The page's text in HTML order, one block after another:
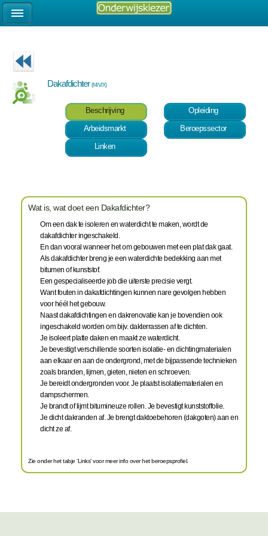
Dakafdichter(M/V/X)
Beschrijving
Opleiding
Arbeidsmarkt
Beroepssector
Linken
Wat is, wat doet een Dakafdichter?
Om een dak te isoleren en waterdicht te maken, wordt de
dakafdichter ingeschakeld.
En dan vooral wanneer het om gebouwen met een plat dak gaat.
Als dakafdichter breng je een waterdichte bedekking aan met
bitumen of kunststof.
Een gespecialiseerde job die uiterste precisie vergt.
Want fouten in dakafdichtingen kunnen nare gevolgen hebben
voor héél het gebouw.
Naast dakafdichtingen en dakrenovatie kan je bovendien ook
ingeschakeld worden om bijv. dakterrassen af te dichten.
Je isoleert platte daken en maakt ze waterdicht.
Je bevestigt verschillende soorten isolatie- en dichtingmaterialen
aan elkaar en aan de ondergrond, met de bijpassende technieken
zoals branden, lijmen, gieten, nieten en schroeven.
Je bereidt ondergronden voor. Je plaatst isolatiematerialen en
dampschermen.
Je brandt of lijmt bitumineuze rollen. Je bevestigt kunststoffolie.
Je dicht dakranden af. Je brengt daktoebehoren (dakgoten) aan en
dicht ze af.
Zie onder het tabje 'Links' voor meer info over het beroepsprofiel.